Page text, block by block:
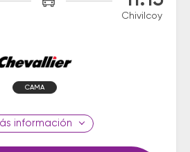
Chivilcoy
CAMA
información